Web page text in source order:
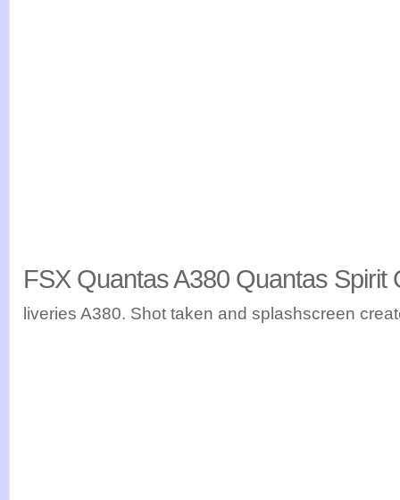
FSX Quantas A380 Quantas Spirit
liveries A380. Shot taken and splashscreen